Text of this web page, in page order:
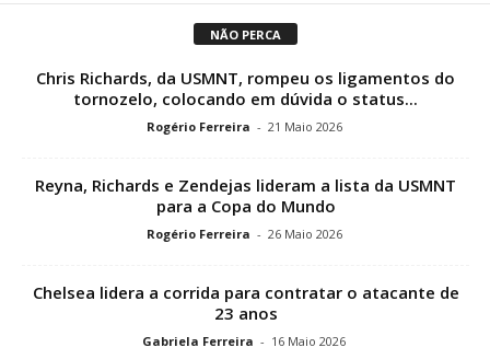
NÃO PERCA
Chris Richards, da USMNT, rompeu os ligamentos do
tornozelo, colocando em dúvida o status...
Rogério Ferreira - 21 Maio 2026
Reyna, Richards e Zendejas lideram a lista da USMNT
para a Copa do Mundo
Rogério Ferreira - 26 Maio 2026
Chelsea lidera a corrida para contratar o atacante de
23 anos
Gabriela Ferreira - 16 Maio 2026